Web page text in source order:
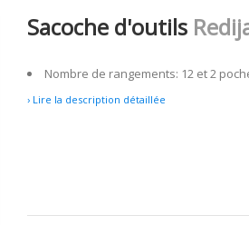
Sacoche d'outils
Nombre de rangements: 12 et 2
› Lire la description détaillée